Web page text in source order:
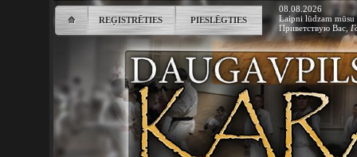
⟰ REĢISTRĒTIES PIESLĒGTIES
08.08.2026
Laipni lūdzam mūsu
Приветствую Вас ,